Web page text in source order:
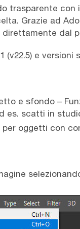
trasparente
Grazie ad
dal
(v22.5) e
e sfondo –
es. scatti in
oggetti con